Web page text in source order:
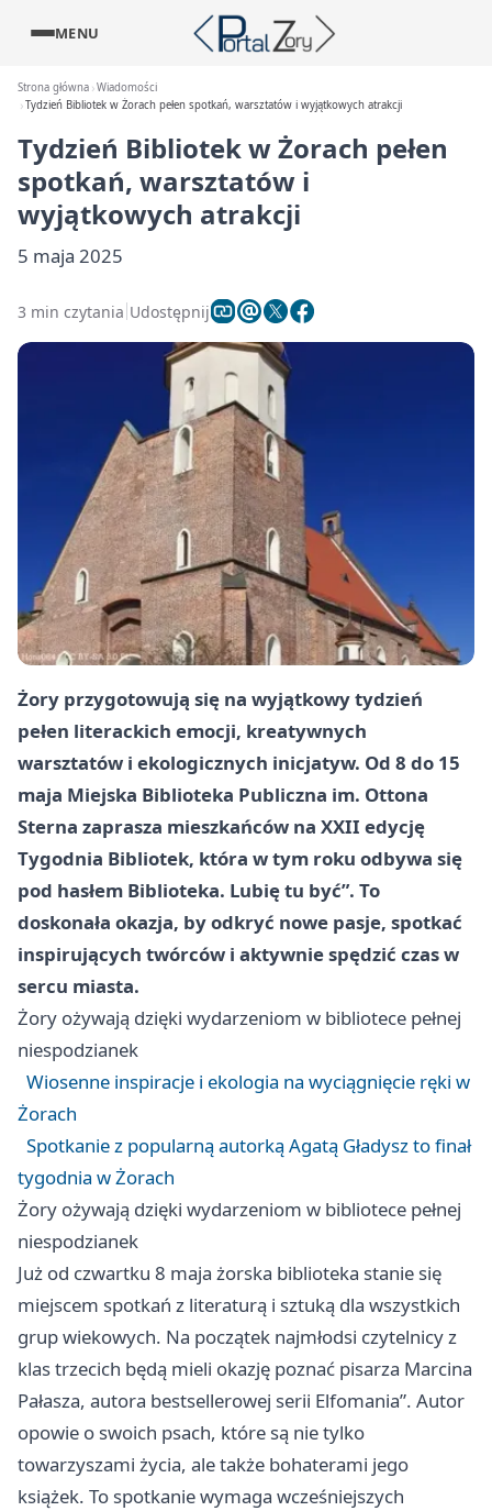
MENU
Strona główna Wiadomości
Tydzień Bibliotek w Żorach pełen spotkań, warsztatów i wyjątkowych atrakcji
Tydzień Bibliotek w Żorach pełen
spotkań, warsztatów i
wyjątkowych atrakcji
5 maja 2025
3 min czytania Udostępnij
Żory przygotowują się na wyjątkowy tydzień
pełen literackich emocji, kreatywnych
warsztatów i ekologicznych inicjatyw. Od 8 do 15
maja Miejska Biblioteka Publiczna im. Ottona
Sterna zaprasza mieszkańców na XXII edycję
Tygodnia Bibliotek, która w tym roku odbywa się
pod hasłem Biblioteka. Lubię tu być”. To
doskonała okazja, by odkryć nowe pasje, spotkać
inspirujących twórców i aktywnie spędzić czas w
sercu miasta.
Żory ożywają dzięki wydarzeniom w bibliotece pełnej
niespodzianek
Wiosenne inspiracje i ekologia na wyciągnięcie ręki w
Żorach
Spotkanie z popularną autorką Agatą Gładysz to finał
tygodnia w Żorach
Żory ożywają dzięki wydarzeniom w bibliotece pełnej
niespodzianek
Już od czwartku 8 maja żorska biblioteka stanie się
miejscem spotkań z literaturą i sztuką dla wszystkich
grup wiekowych. Na początek najmłodsi czytelnicy z
klas trzecich będą mieli okazję poznać pisarza Marcina
Pałasza, autora bestsellerowej serii Elfomania”. Autor
opowie o swoich psach, które są nie tylko
towarzyszami życia, ale także bohaterami jego
książek. To spotkanie wymaga wcześniejszych